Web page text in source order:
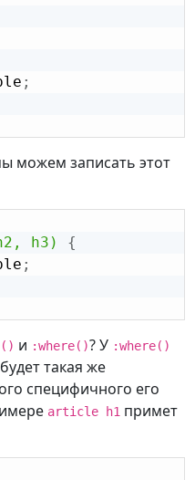
;
можем записать этот
h3)
{
;
и :where()? У :where()
будет такая же
специфичного его
article h1 примет